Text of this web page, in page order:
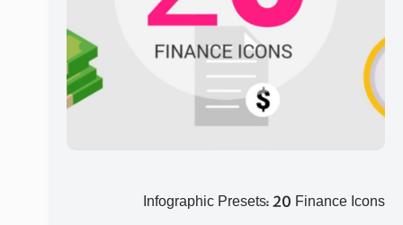
Infographic Presets: 20 Finance Icons